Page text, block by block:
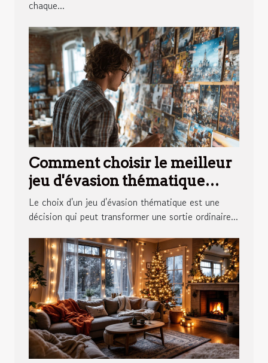
chaque...
Comment choisir le meilleur
jeu d'évasion thématique
pour votre prochaine
aventure
Le choix d'un jeu d'évasion thématique est une
décision qui peut transformer une sortie ordinaire...